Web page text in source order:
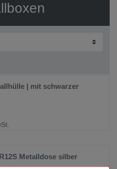
| mit schwarzer
Metalldose silber